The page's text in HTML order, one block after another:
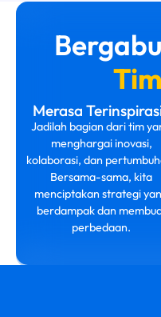
Merasa
Jadilah bagian dari tim
menghargai inovasi,
kolaborasi, dan
Bersama-sama, kita
menciptakan strategi
berdampak dan
perbedaan.